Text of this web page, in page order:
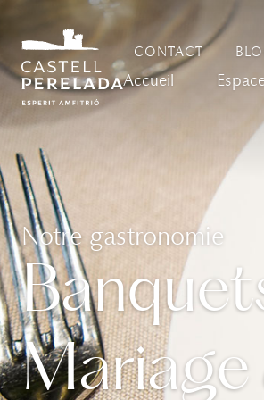
CONTACT
Accueil
Notre gastronomie
Mariage